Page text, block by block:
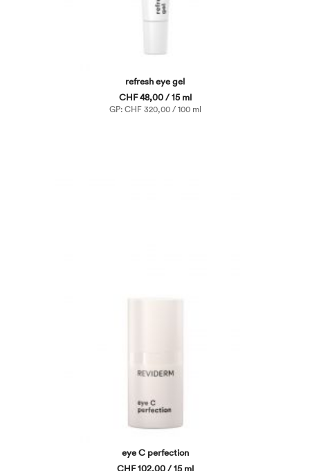
refresh eye gel
CHF 48,00 / 15 ml
GP: CHF 320,00 / 100 ml
eye C perfection
CHF 102,00 / 15 ml